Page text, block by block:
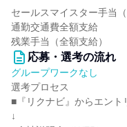
セールスマイスター手当
通勤交通費全額支給
残業手当（全額支給）
応募・選考の流れ
グループワークなし
選考プロセス
■『リクナビ』からエント
↓